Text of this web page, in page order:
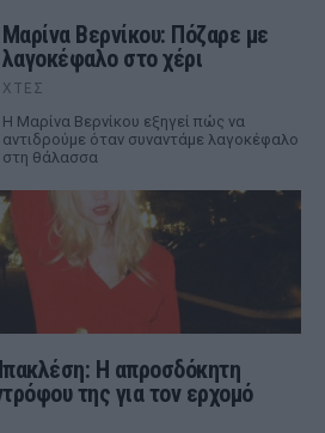
Μαρίνα Βερνίκου: Πόζαρε με
λαγοκέφαλο στο χέρι
ΧΤΕΣ
Η Μαρίνα Βερνίκου εξηγεί πώς να
αντιδρούμε όταν συναντάμε λαγοκέφαλο
στη θάλασσα
Η απροσδόκητη
της για τον ερχομό